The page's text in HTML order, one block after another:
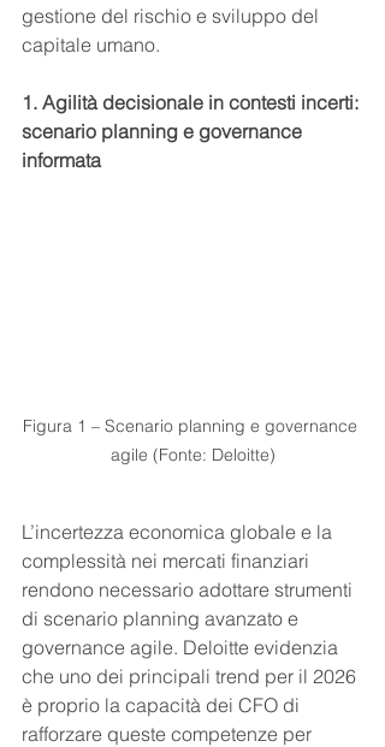
gestione del rischio e sviluppo del
capitale umano.
1. Agilità decisionale in contesti incerti:
scenario planning e governance
informata
Figura 1 – Scenario planning e governance
agile (Fonte: Deloitte)
L’incertezza economica globale e la
complessità nei mercati finanziari
rendono necessario adottare strumenti
di scenario planning avanzato e
governance agile. Deloitte evidenzia
che uno dei principali trend per il 2026
è proprio la capacità dei CFO di
rafforzare queste competenze per